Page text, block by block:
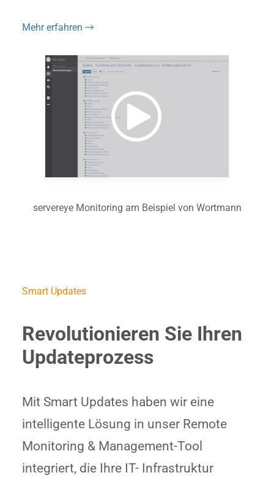
Mehr erfahren
servereye Monitoring am Beispiel von Wortmann
Smart Updates
Revolutionieren Sie Ihren
Updateprozess
Mit Smart Updates haben wir eine
intelligente Lösung in unser Remote
Monitoring & Management-Tool
integriert, die Ihre IT- Infrastruktur